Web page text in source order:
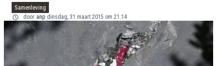
Samenleving
door anp dinsdag, 31 maart 2015 om 21:14